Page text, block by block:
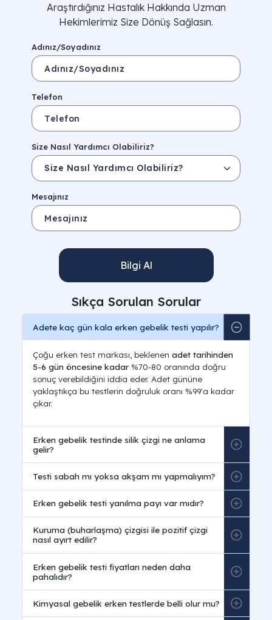
Araştırdığınız Hastalık Hakkında Uzman
Hekimlerimiz Size Dönüş Sağlasın.
Adınız/Soyadınız
Telefon
Size Nasıl Yardımcı Olabiliriz?
Mesajınız
Bilgi Al